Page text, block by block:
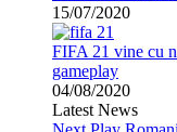
15/07/2020
FIFA 21 vine cu
gameplay
04/08/2020
Latest News